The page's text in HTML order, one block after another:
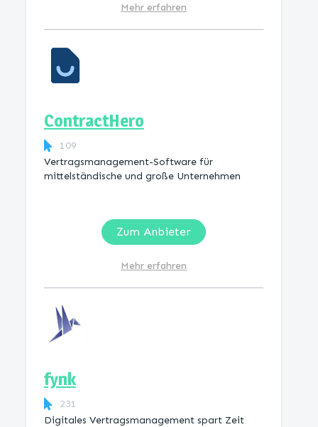
Mehr erfahren
ContractHero
109
Vertragsmanagement-Software für
mittelständische und große Unternehmen
Zum Anbieter
Mehr erfahren
fynk
231
Digitales Vertragsmanagement spart Zeit